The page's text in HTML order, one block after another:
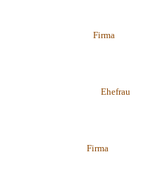
Firma
Ehefrau
Firma